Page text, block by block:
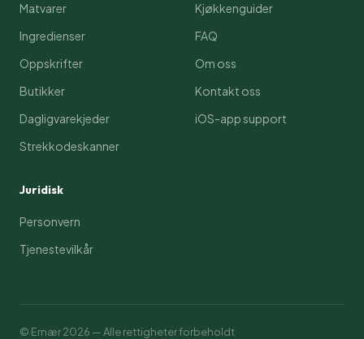
Matvarer
Ingredienser
Oppskrifter
Butikker
Dagligvarekjeder
Strekkodeskanner
Kjøkkenguider
FAQ
Om oss
Kontakt oss
iOS-app support
Juridisk
Personvern
Tjenestevilkår
© Ernær2026 — Alle rettigheter forbeholdt